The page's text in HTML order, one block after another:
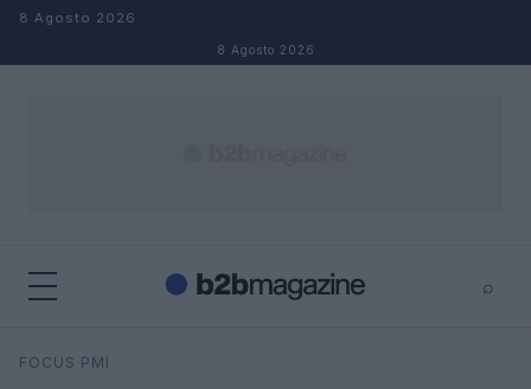
Salta al contenuto
8 Agosto 2026
8 Agosto 2026
⌕
Cerca
FOCUS PMI